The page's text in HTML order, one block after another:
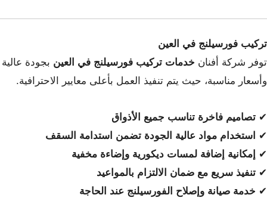
تركيب فورسيلنج في العين
توفر شركة أفنان خدمات تركيب فورسيلنج في العين بجودة عالية
وأسعار مناسبة، حيث يتم تنفيذ العمل بأعلى معايير الاحترافية.
✔ تصاميم فاخرة تناسب جميع الأذواق
✔
استخدام مواد عالية الجودة تضمن استدامة السقف
✔
إمكانية إضافة لمسات ديكورية وإضاءة مخفية
✔ تنفيذ سريع مع ضمان الالتزام بالمواعيد
✔ خدمة صيانة وإصلاح الفورسيلنج عند الحاجة